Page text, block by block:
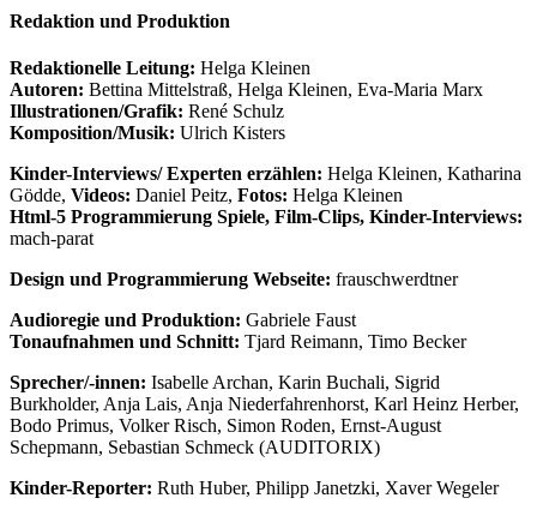
Redaktion und Produktion
Redaktionelle Leitung: Helga Kleinen
Autoren: Bettina Mittelstraß, Helga Kleinen, Eva-Maria Marx
Illustrationen/Grafik: René Schulz
Komposition/Musik: Ulrich Kisters
Kinder-Interviews/ Experten erzählen: Helga Kleinen, Katharina
Gödde, Videos: Daniel Peitz, Fotos: Helga Kleinen
Html-5 Programmierung Spiele, Film-Clips, Kinder-Interviews:
mach-parat
Design und Programmierung Webseite: frauschwerdtner
Audioregie und Produktion: Gabriele Faust
Tonaufnahmen und Schnitt: Tjard Reimann, Timo Becker
Sprecher/-innen: Isabelle Archan, Karin Buchali, Sigrid
Burkholder, Anja Lais, Anja Niederfahrenhorst, Karl Heinz Herber,
Bodo Primus, Volker Risch, Simon Roden, Ernst-August
Schepmann, Sebastian Schmeck (AUDITORIX)
Kinder-Reporter: Ruth Huber, Philipp Janetzki, Xaver Wegeler